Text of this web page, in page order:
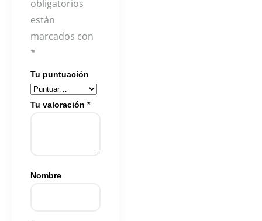
obligatorios
están
marcados con
*
Tu puntuación
Tu valoración *
Nombre